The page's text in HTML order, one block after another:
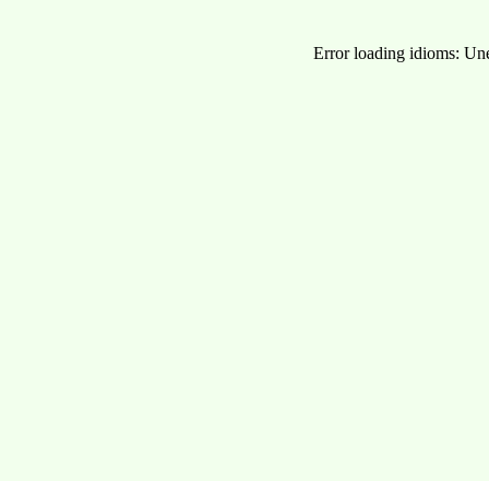
Error loading idioms: